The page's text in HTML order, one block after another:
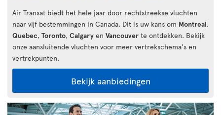
Air Transat biedt het hele jaar door rechtstreekse vluchten
naar vijf bestemmingen in Canada. Dit is uw kans om Montreal,
Quebec, Toronto, Calgary en Vancouver te ontdekken. Bekijk
onze aansluitende vluchten voor meer vertrekschema's en
vertrekpunten.
Bekijk aanbiedingen